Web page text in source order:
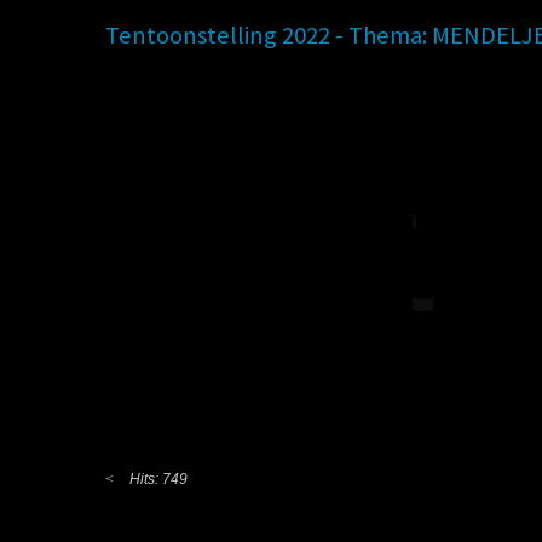
Tentoonstelling 2022 - Thema:
Hits: 749